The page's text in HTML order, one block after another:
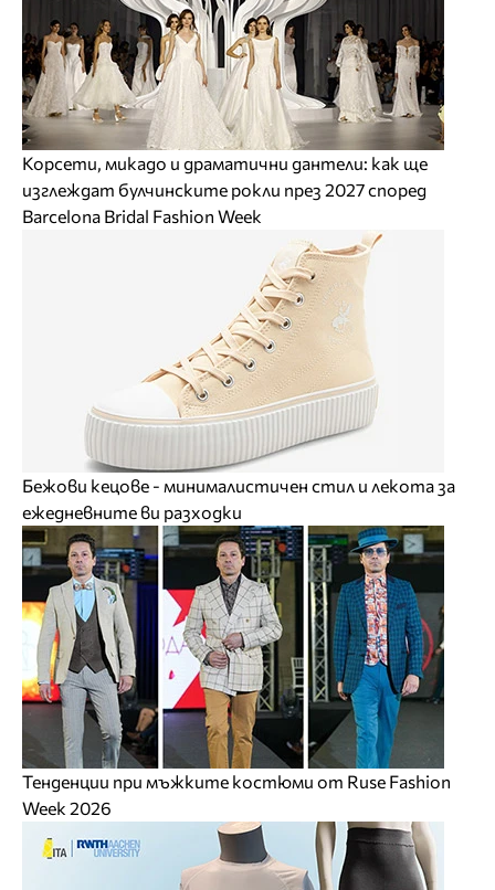
Корсети, микадо и драматични дантели: как ще
изглеждат булчинските рокли през 2027 според
Barcelona Bridal Fashion Week
Бежови кецове - минималистичен стил и лекота за
ежедневните ви разходки
Тенденции при мъжките костюми от Ruse Fashion
Week 2026